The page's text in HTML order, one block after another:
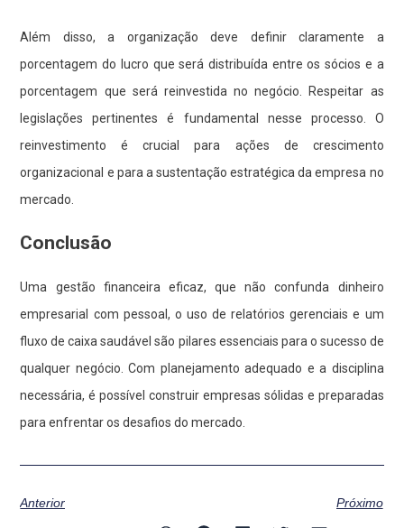
Além disso, a organização deve definir claramente a
porcentagem do lucro que será distribuída entre os sócios e a
porcentagem que será reinvestida no negócio. Respeitar as
legislações pertinentes é fundamental nesse processo. O
reinvestimento é crucial para ações de crescimento
organizacional e para a sustentação estratégica da empresa no
mercado.
Conclusão
Uma gestão financeira eficaz, que não confunda dinheiro
empresarial com pessoal, o uso de relatórios gerenciais e um
fluxo de caixa saudável são pilares essenciais para o sucesso de
qualquer negócio. Com planejamento adequado e a disciplina
necessária, é possível construir empresas sólidas e preparadas
para enfrentar os desafios do mercado.
Anterior Próximo